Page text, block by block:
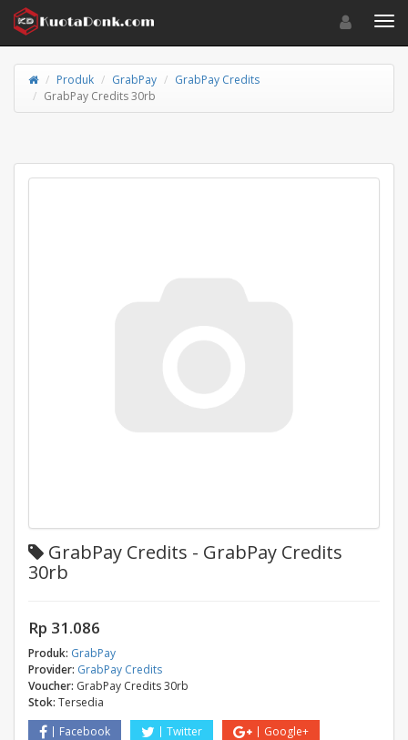
Toggle
Produk GrabPay
GrabPay Credits
GrabPay Credits 30rb
GrabPay Credits - GrabPay Credits
30rb
Rp 31.086
Produk: GrabPay
Provider: GrabPay Credits
Voucher: GrabPay Credits 30rb
Stok: Tersedia
Facebook
Twitter Google+